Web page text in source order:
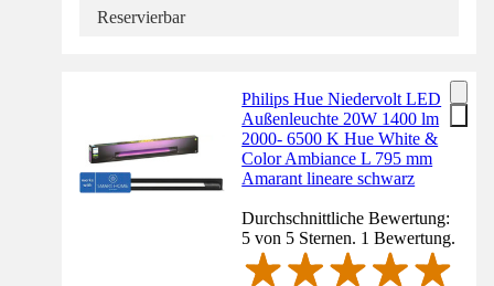
Reservierbar
Philips Hue Niedervolt LED
Außenleuchte 20W 1400 lm
2000- 6500 K Hue White &
Color Ambiance L 795 mm
Amarant lineare schwarz
Durchschnittliche Bewertung:
5 von 5 Sternen. 1 Bewertung.